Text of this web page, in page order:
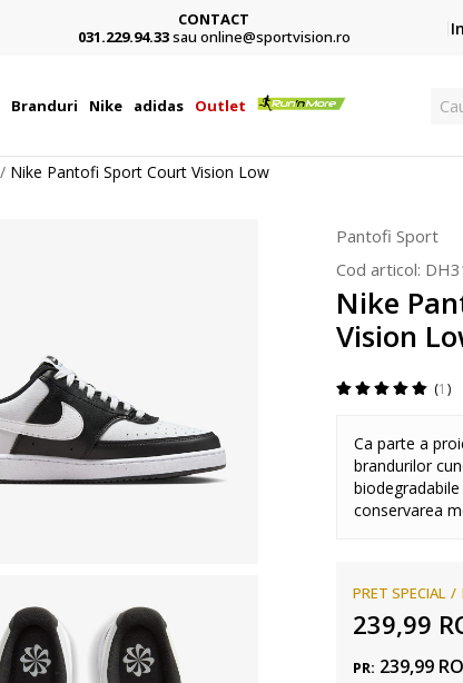
CONTACT
031.229.94.33sau online@sportvision.ro
Branduri Nike adidas Outlet
Nike Pantofi Sport Court Vision Low
Pantofi Sport
Cod articol:
Nike
Vision
1
Ca parte a
brandurilor
conservarea
PRET SPECIAL
239,99
PR: 239,99